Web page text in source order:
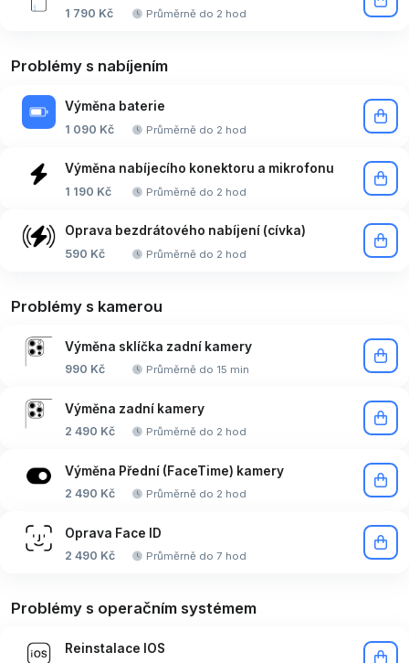
1 790 Kč Průměrně do 2 hod
Problémy s nabíjením
Výměna baterie
1 090 Kč Průměrně do 2 hod
Výměna nabíjecího konektoru a mikrofonu
1 190 Kč Průměrně do 2 hod
Oprava bezdrátového nabíjení (cívka)
590 Kč Průměrně do 2 hod
Problémy s kamerou
Výměna sklíčka zadní kamery
990 Kč Průměrně do 15 min
Výměna zadní kamery
2 490 Kč Průměrně do 2 hod
Výměna Přední (FaceTime) kamery
2 490 Kč Průměrně do 2 hod
Oprava Face ID
2 490 Kč Průměrně do 7 hod
Problémy s operačním systémem
Reinstalace IOS